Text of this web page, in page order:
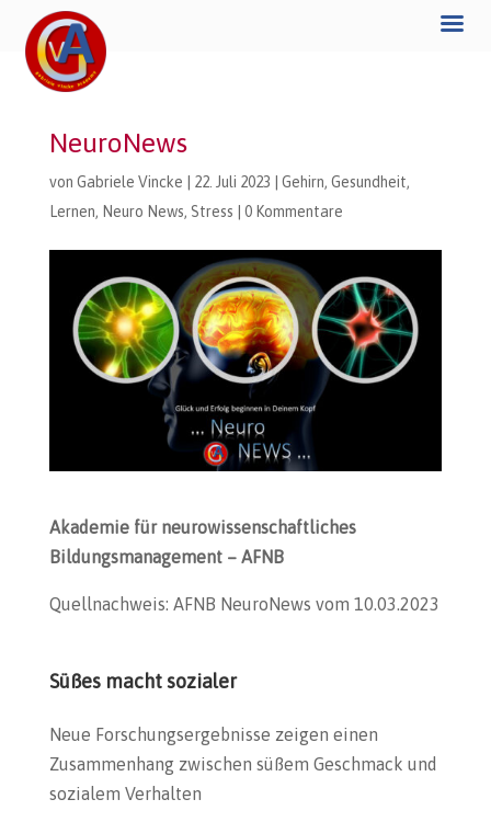
NeuroNews
von Gabriele Vincke 22. Juli 2023 Gehirn, Gesundheit,
Lernen, Neuro News, Stress 0 Kommentare
Akademie für neurowissenschaftliches
Bildungsmanagement – AFNB
Quellnachweis: AFNB NeuroNews vom 10.03.2023
Süßes macht sozialer
Neue Forschungsergebnisse zeigen einen
Zusammenhang zwischen süßem Geschmack und
sozialem Verhalten